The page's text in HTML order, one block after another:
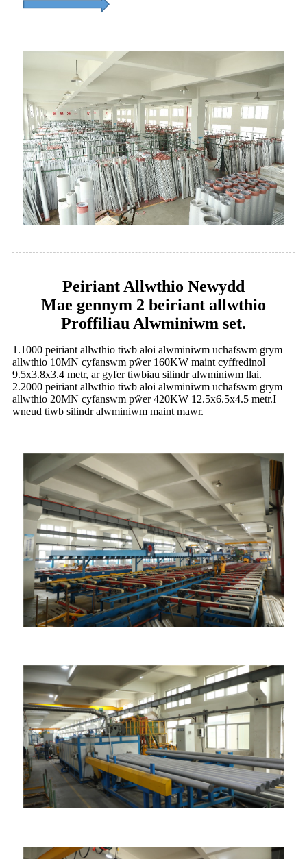
Peiriant Allwthio Newydd
Mae gennym 2 beiriant allwthio
Proffiliau Alwminiwm set.
1.1000 peiriant allwthio tiwb aloi alwminiwm uchafswm grym
allwthio 10MN cyfanswm pŵer 160KW maint cyffredinol
9.5x3.8x3.4 metr, ar gyfer tiwbiau silindr alwminiwm llai.
2.2000 peiriant allwthio tiwb aloi alwminiwm uchafswm grym
allwthio 20MN cyfanswm pŵer 420KW 12.5x6.5x4.5 metr.I
wneud tiwb silindr alwminiwm maint mawr.